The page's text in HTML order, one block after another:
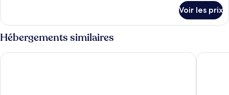
Chambre
Deluxe,
vue
piscine
le
type
de
chambre
Chambre
Voir les prix
Hébergements similaires
Zuri Resort Two